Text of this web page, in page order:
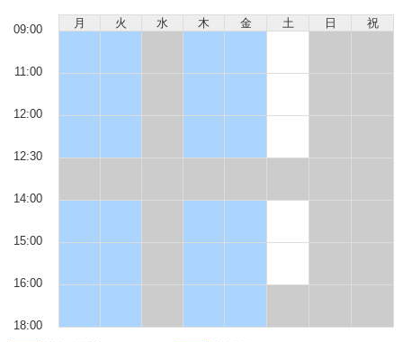
月 火 水 木 金 土 日 祝
09:00
11:00
12:00
12:30
14:00
15:00
16:00
18:00